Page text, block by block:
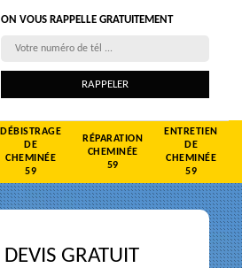
ON VOUS RAPPELLE GRATUITEMENT
DÉBISTRAGE
DE
CHEMINÉE
59
RÉPARATION
CHEMINÉE
59
ENTRETIEN
DE
CHEMINÉE
59
DEVIS GRATUIT